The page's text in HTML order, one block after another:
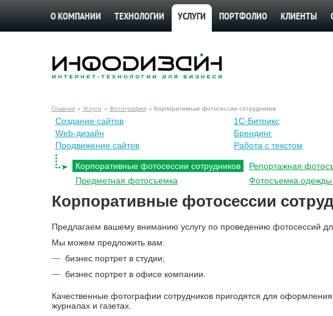
О КОМПАНИИ ТЕХНОЛОГИИ УСЛУГИ ПОРТФОЛИО КЛИЕНТЫ
Главная Услуги Фотография Корпоративные фотосессии сотрудников
Создание сайтов 1С-Битрикс
Web-дизайн
Брендинг
Продвижение сайтов
Работа с текстом
Корпоративные фотосессии сотрудников Репортажная
Предметная фотосъемка
Фотосъемка одежды
Корпоративные фотосессии
Предлагаем вашему вниманию услугу по проведению фотосессий
Мы можем предложить вам:
бизнес портрет в студии;
бизнес портрет в офисе компании.
Качественные фотографии сотрудников пригодятся для
журналах и газетах.